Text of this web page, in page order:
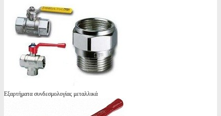
Εξαρτήματα συνδεσμολογίας μεταλλικά